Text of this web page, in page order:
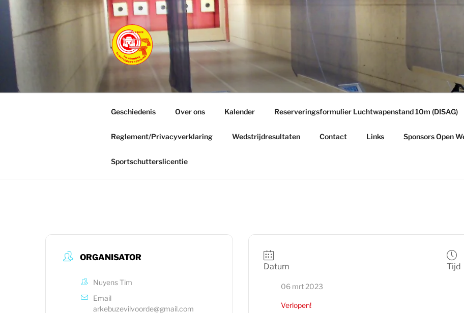
Ga
naar
inhoud
ARKEBUZE
Vilvoordse Schuttersvereniging
Geschiedenis Over ons Kalender Reserveringsformulier Luchtwapenstand 10m (DISAG)
Reglement/Privacyverklaring Wedstrijdresultaten Contact Links Sponsors Open
Sportschutterslicentie
ORGANISATOR
Nuyens Tim
Email
arkebuzevilvoorde@gmail.com
Datum
06 mrt 2023
Verlopen!
Tijd